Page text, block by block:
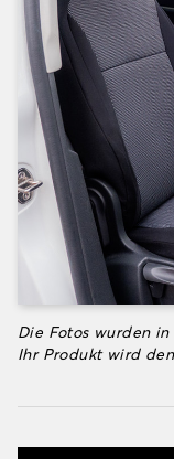
Die Fotos wurden
Ihr Produkt wird